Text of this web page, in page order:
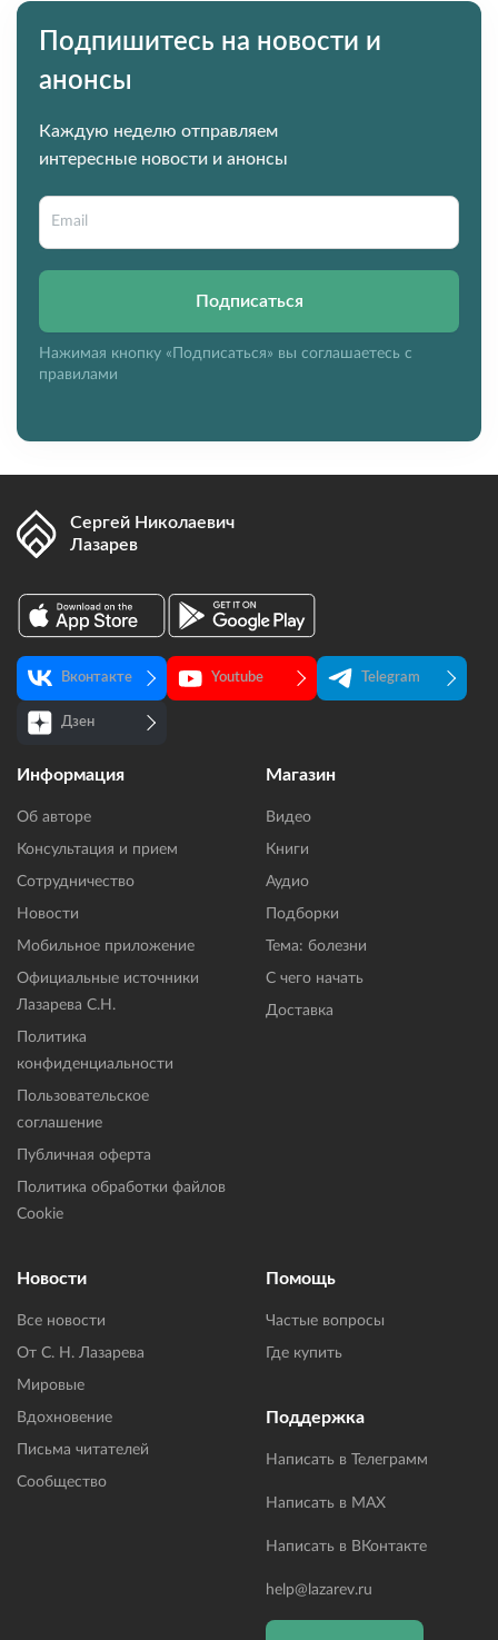
Подпишитесь на новости и
анонсы
Каждую неделю отправляем
интересные новости и анонсы
Подписаться
Нажимая кнопку «Подписаться» вы соглашаетесь с
правилами
Сергей Николаевич
Лазарев
Вконтакте Youtube Telegram
Дзен
Информация
Об авторе
Консультация и прием
Сотрудничество
Новости
Мобильное приложение
Официальные источники
Лазарева С.Н.
Политика
конфиденциальности
Пользовательское
соглашение
Публичная оферта
Политика обработки файлов
Cookie
Магазин
Видео
Книги
Аудио
Подборки
Тема: болезни
С чего начать
Доставка
Новости
Все новости
От С. Н. Лазарева
Мировые
Вдохновение
Письма читателей
Сообщество
Помощь
Частые вопросы
Где купить
Поддержка
Написать в Телеграмм
Написать в MAX
Написать в ВКонтакте
help@lazarev.ru